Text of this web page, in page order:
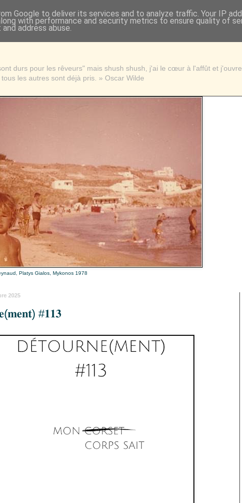
durs pour les rêveurs" mais shush shush, j'ai le cœur à l'affût et
les autres sont déjà pris. » Oscar Wilde
Platys Gialos, Mykonos 1978
2025
#𝟏𝟏𝟑
Google to deliver its services and to analyze traffic. Your IP
with performance and security metrics to ensure quality of
address abuse.